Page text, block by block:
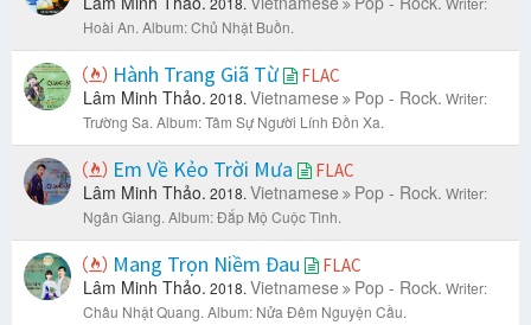
Hoài An. Album: Chủ Nhật Buồn.
Hành Trang Giã Từ FLAC
Lâm Minh Thảo. 2018. Vietnamese Pop - Rock. Writer:
Trường Sa. Album: Tâm Sự Người Lính Đồn Xa.
Em Về Kẻo Trời Mưa FLAC
Lâm Minh Thảo. 2018. Vietnamese Pop - Rock. Writer:
Ngân Giang. Album: Đắp Mộ Cuộc Tình.
Mang Trọn Niềm Đau FLAC
Lâm Minh Thảo. 2018. Vietnamese Pop - Rock. Writer:
Châu Nhật Quang. Album: Nửa Đêm Nguyện Cầu.